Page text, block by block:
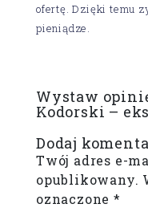
ofertę. Dzięki temu
pieniądze.
Wystaw
Kodorski –
Dodaj
Twój adres e-
opublikowany.
oznaczone*